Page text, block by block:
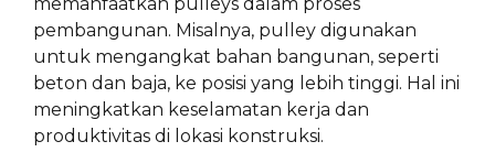
pembangunan. Misalnya, pulley digunakan
untuk mengangkat bahan bangunan, seperti
beton dan baja, ke posisi yang lebih tinggi. Hal ini
meningkatkan keselamatan kerja dan
produktivitas di lokasi konstruksi.